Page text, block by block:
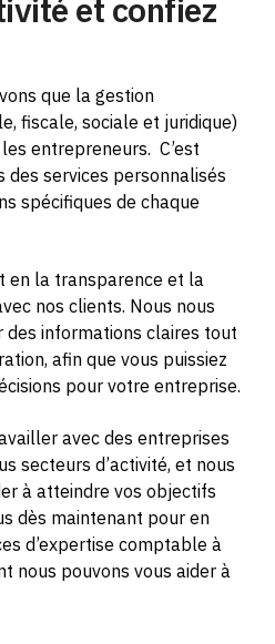
et confiez
que la gestion
fiscale, sociale et juridique)
entrepreneurs. C’est
des services personnalisés
spécifiques de chaque
en la transparence et la
nos clients. Nous nous
des informations claires tout
afin que vous puissiez
pour votre entreprise.
avec des entreprises
secteurs d’activité, et nous
à atteindre vos objectifs
dès maintenant pour en
d’expertise comptable à
nous pouvons vous aider à